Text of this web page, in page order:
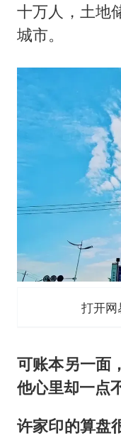
十万人，土地
城市。
打开网
可账本另一面
他心里却一点
许家印的算盘